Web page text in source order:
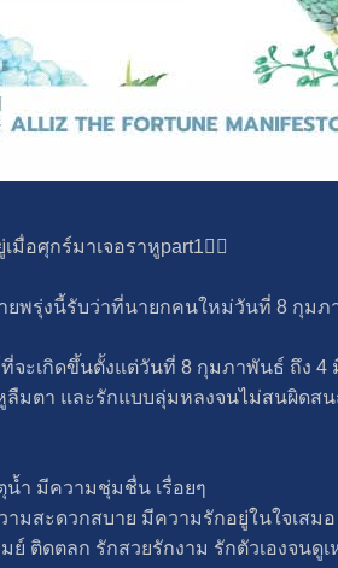
อศุกร์มาเจอราหูpart1🙋‍♀️
ายพรุ่งนี้รับว่าที่นายกคนใหม่วันที่ 8 กุม
จะเกิดขึ้นตั้งแต่วันที่ 8 กุมภาพันธ์ ถึง
มตา และรักแบบลุ่มหลงจนไม่สนผิดส
น้ำ มีความชุ่มชื่น เรื่อยๆ
สะดวกสบาย มีความรักอยู่ในใจเสม
ย์ ติดตลก รักสวยรักงาม รักตัวเองจน